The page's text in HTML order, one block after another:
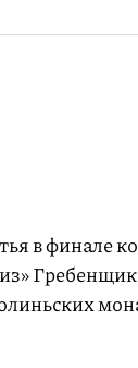
в финале